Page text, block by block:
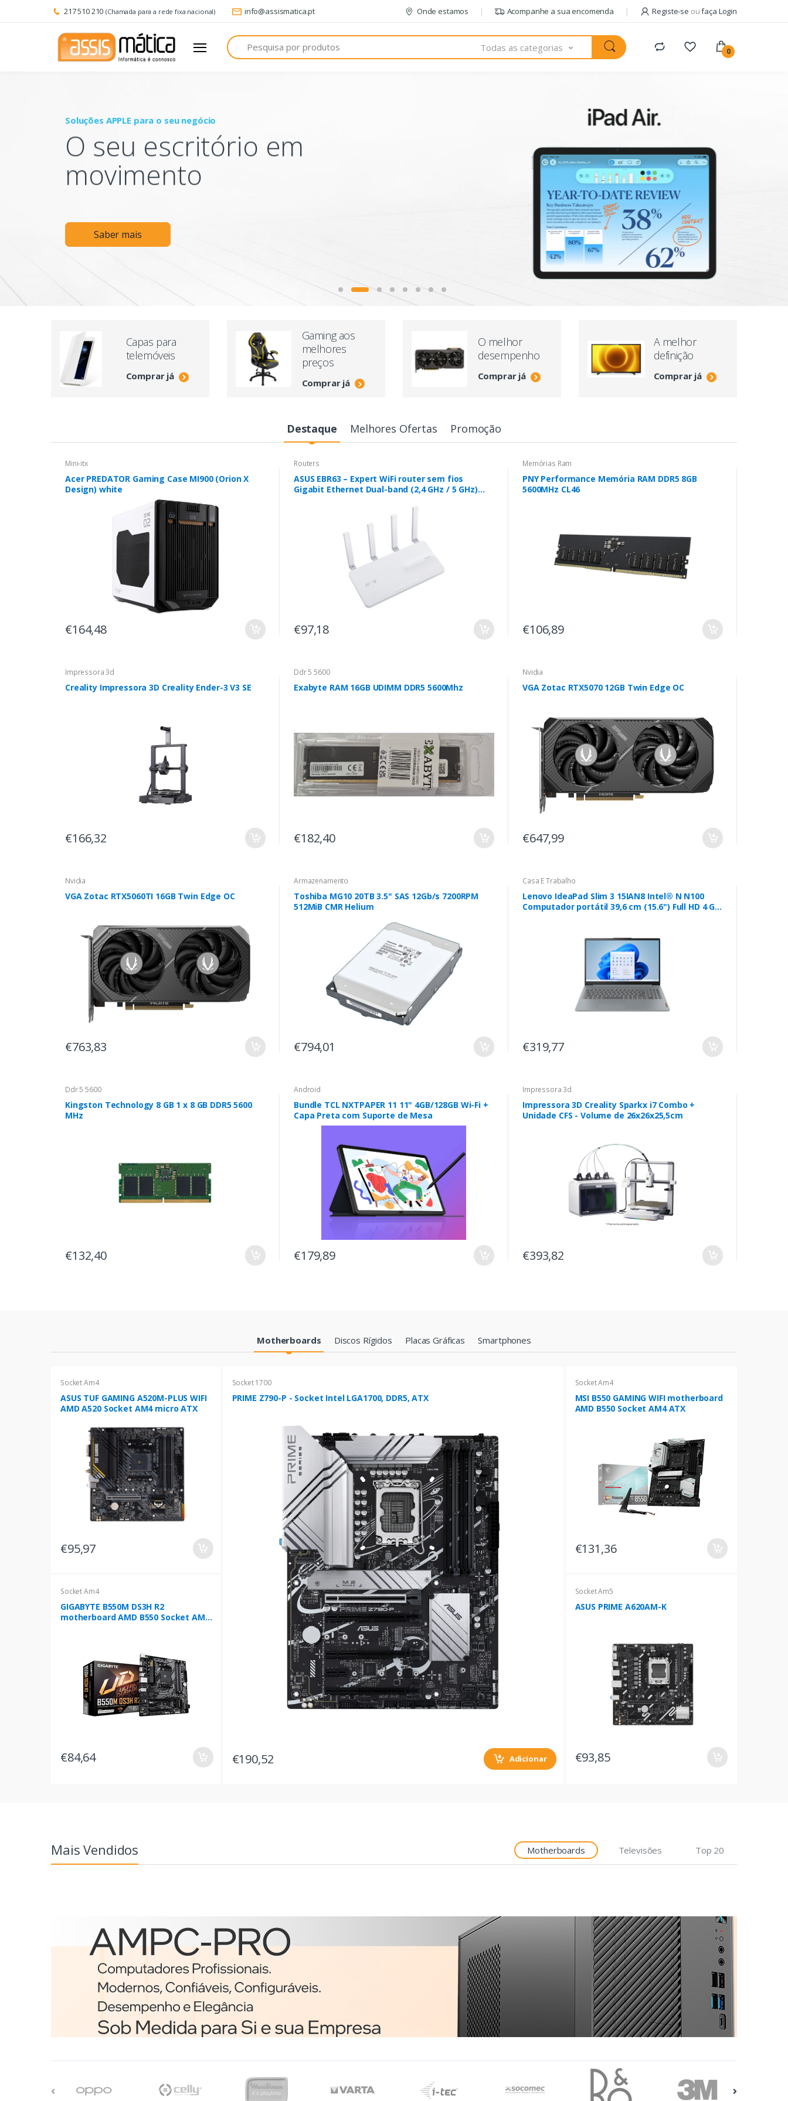
217 510 210 (Chamada para a rede fixa nacional) info@assismatica.pt Onde estamos Acompanhe a sua encomenda Registe-se oufaça Login
Pesquisa
Todas as categorias 0
Soluções APPLE para o seu negócio
O seu escritório em
movimento
Saber mais
Capas para
telemóveis
Comprar já
Gaming aos
melhores
preços
Comprar já
O melhor
desempenho
Comprar já
A melhor
definição
Comprar já
Destaque Melhores Ofertas Promoção
Mini-itx
Acer PREDATOR Gaming Case MI900 (Orion X
Design) white
€164,48
Routers
ASUS EBR63 – Expert WiFi router sem fios
Gigabit Ethernet Dual-band (2,4 GHz / 5 GHz)
€97,18
Memórias Ram
PNY Performance Memória RAM DDR5 8GB
5600MHz CL46
€106,89
Impressora 3d
Creality Impressora 3D Creality Ender-3 V3 SE
€166,32
Ddr 5 5600
Exabyte RAM 16GB UDIMM DDR5 5600Mhz
€182,40
Nvidia
VGA Zotac RTX5070 12GB Twin Edge OC
€647,99
Nvidia
VGA Zotac RTX5060TI 16GB Twin Edge OC
€763,83
Armazenamento
Toshiba MG10 20TB 3.5" SAS 12Gb/s 7200RPM
512MiB CMR Helium
€794,01
Casa E Trabalho
Lenovo IdeaPad Slim 3 15IAN8 Intel® N N100
Computador portátil 39,6 cm (15.6") Full HD 4 GB
€319,77
Ddr 5 5600
Kingston Technology 8 GB 1 x 8 GB DDR5 5600
MHz
€132,40
Android
Bundle TCL NXTPAPER 11 11" 4GB/128GB Wi-Fi +
Capa Preta com Suporte de Mesa
€179,89
Impressora 3d
Impressora 3D Creality Sparkx i7 Combo +
Unidade CFS - Volume de 26x26x25,5cm
€393,82
Motherboards Discos Rígidos Placas Gráficas Smartphones
Socket Am4
ASUS TUF GAMING A520M-PLUS WIFI
AMD A520 Socket AM4 micro ATX
€95,97
Socket Am4
GIGABYTE B550M DS3H R2
motherboard AMD B550 Socket AM4
€84,64
Socket 1700
PRIME Z790-P - Socket Intel LGA1700, DDR5, ATX
€190,52 Adicionar
Socket Am4
MSI B550 GAMING WIFI motherboard
AMD B550 Socket AM4 ATX
€131,36
Socket Am5
ASUS PRIME A620AM-K
€93,85
Mais Vendidos Motherboards Televisões Top 20
Etiquetas
Brother BCS-1J074102-121
etiqueta para impressão
€98,75
Ambidestro USB Type-A
Etiquetas
Epson Premium, 76mm x
35m, 163 g/m²
€7,92